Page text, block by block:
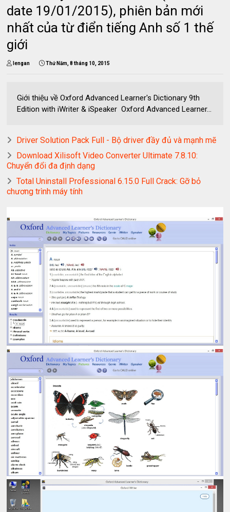
date 19/01/2015), phiên bản mới
nhất của từ điển tiếng Anh số 1 thế
giới
lengan Thứ Năm, 8 tháng 10, 2015
Giới thiệu về Oxford Advanced Learner's Dictionary 9th
Edition with iWriter & iSpeaker Oxford Advanced Learner...
Driver Solution Pack Full - Bộ driver đầy đủ và mạnh mẽ
Download Xilisoft Video Converter Ultimate 7.8.10:
Chuyển đổi đa định dạng
Total Uninstall Professional 6.15.0 Full Crack: Gỡ bỏ
chương trình máy tính